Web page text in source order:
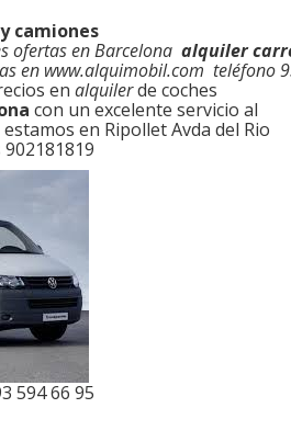
y camiones
ofertas en Barcelona alquiler
en www.alquimobil.com teléfono
en alquilerde coches
con un excelente servicio al
en Ripollet Avda del Rio
594 66 95